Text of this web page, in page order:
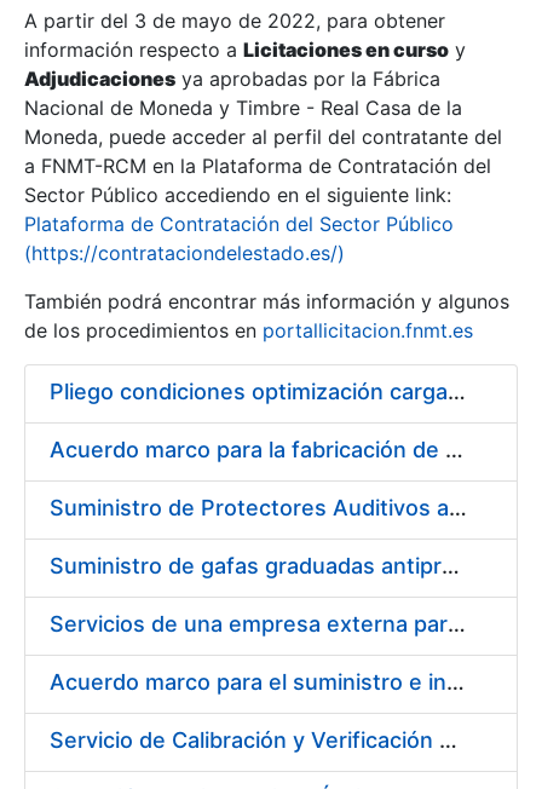
Show/Hide
Show/Hide
Show/Hide
A partir del 3 de mayo de 2022, para obtener
información respecto a Licitaciones en curso y
Adjudicaciones ya aprobadas por la Fábrica
Nacional de Moneda y Timbre - Real Casa de la
Moneda, puede acceder al perfil del contratante del
a FNMT-RCM en la Plataforma de Contratación del
Sector Público accediendo en el siguiente link:
Plataforma de Contratación del Sector Público
(https://contrataciondelestado.es/)
También podrá encontrar más información y algunos
de los procedimientos en portallicitacion.fnmt.es
Pliego condiciones optimización cargas compras firmado
Acuerdo marco para la fabricación de piezas
Suministro de Protectores Auditivos a medida para las personas trabajadoras de los Centros de Trabajo de Madrid y Burgos
Suministro de gafas graduadas antiproyecciones para los trabajadores de la FNMT-RCM en los centros de trabajo de Madrid y Burgos
Servicios de una empresa externa para el asesoramiento y resolución de los recursos de alzada que se presentan relacionados con procesos de selección para la FNMT-RCM
Acuerdo marco para el suministro e instalación de persianas, estores y otros complementos
Servicio de Calibración y Verificación Externa de los Equipos de Medición del Servicio de Prevención de la FNMT-RCM